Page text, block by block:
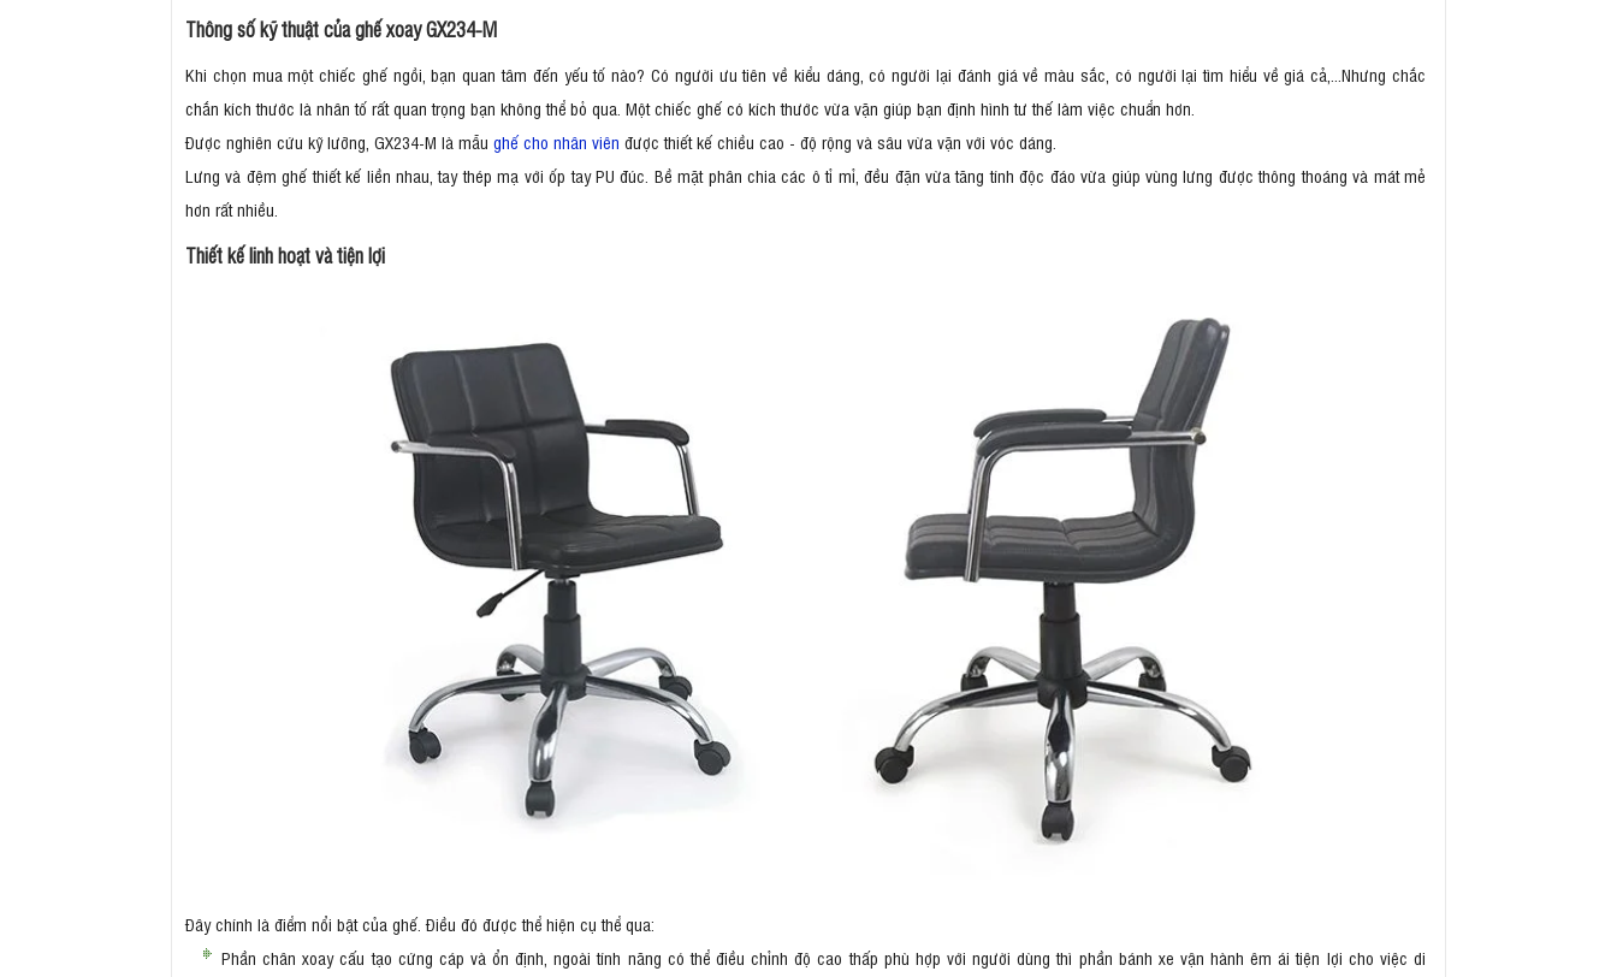
Thông số kỹ thuật của ghế xoay GX234-M
Khi chọn mua một chiếc ghế ngồi, bạn quan tâm đến yếu tố nào? Có người ưu tiên về kiểu dáng, có người lại đánh giá về màu sắc, có người lại tìm hiểu về giá cả,...Nhưng chắc
chắn kích thước là nhân tố rất quan trọng bạn không thể bỏ qua. Một chiếc ghế có kích thước vừa vặn giúp bạn định hình tư thế làm việc chuẩn hơn.
Được nghiên cứu kỹ lưỡng, GX234-M là mẫu ghế cho nhân viên được thiết kế chiều cao - độ rộng và sâu vừa vặn với vóc dáng.
Lưng và đệm ghế thiết kế liền nhau, tay thép mạ với ốp tay PU đúc. Bề mặt phân chia các ô tỉ mỉ, đều đặn vừa tăng tính độc đáo vừa giúp vùng lưng được thông thoáng và mát mẻ
hơn rất nhiều.
Thiết kế linh hoạt và tiện lợi
Đây chính là điểm nổi bật của ghế. Điều đó được thể hiện cụ thể qua:
Phần chân xoay cấu tạo cứng cáp và ổn định, ngoài tính năng có thể điều chỉnh độ cao thấp phù hợp với người dùng thì phần bánh xe vận hành êm ái tiện lợi cho việc di